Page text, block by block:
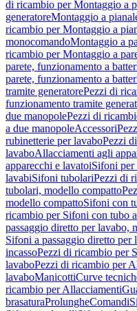
di ricambio per Montaggio a
generatoreMontaggio a
ricambio per Montaggio a
monocomandoMontaggio a
ricambio per Montaggio a
parete, funzionamento a
parete, funzionamento a
tramite generatorePezzi di
funzionamento tramite
due manopolePezzi di
a due manopoleAccessori
rubinetterie per lavaboPezzi
lavaboAllacciamenti agli
apparecchi e lavatoiSifoni per
lavabiSifoni tubolariPezzi di
tubolari, modello compatto
modello compattoSifoni con
ricambio per Sifoni con tubo
passaggio diretto per lavabo,
Sifoni a passaggio diretto
incassoPezzi di ricambio per
lavaboPezzi di ricambio per
lavaboManicottiCurve
ricambio per Allacciamenti
brasaturaProlungheComandi